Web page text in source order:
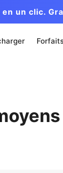
un clic.